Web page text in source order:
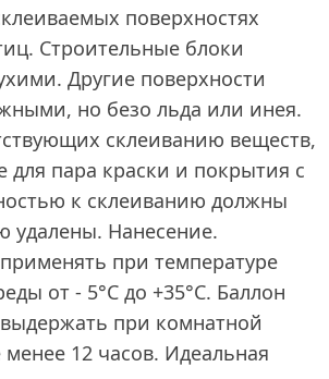
поверхностях
Строительные блоки
Другие поверхности
но безо льда или инея.
склеиванию веществ,
пара краски и покрытия с
к склеиванию должны
удалены. Нанесение.
при температуре
от - 5°C до +35°C. Баллон
при комнатной
12 часов. Идеальная